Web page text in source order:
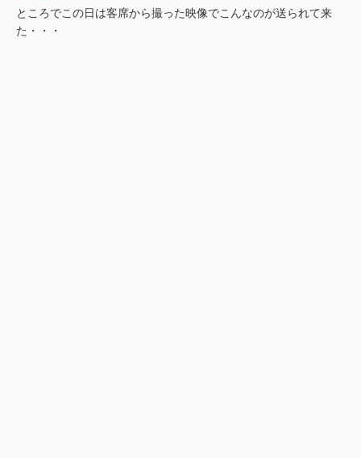
ところでこの日は客席から撮った映像でこんなのが送られて来
た・・・